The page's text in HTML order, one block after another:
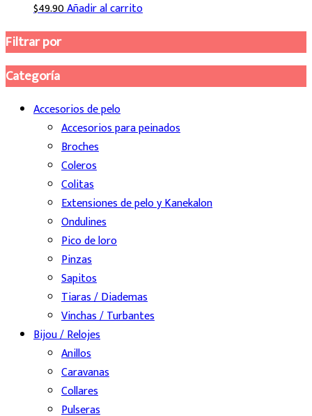
$49.90Añadir al carrito
Filtrar por
Categoría
Accesorios de pelo
Accesorios para peinados
Broches
Coleros
Colitas
Extensiones de pelo y Kanekalon
Ondulines
Pico de loro
Pinzas
Sapitos
Tiaras / Diademas
Vinchas / Turbantes
Bijou / Relojes
Anillos
Caravanas
Collares
Pulseras